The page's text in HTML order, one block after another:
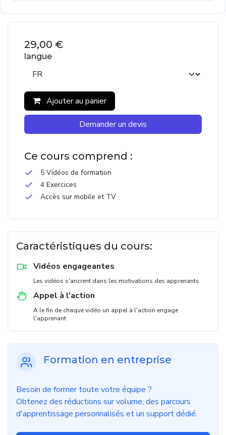
29,00 €
langue
Ajouter au panier
Demander un devis
Ce cours comprend :
5 Vidéos de formation
4 Exercices
Accès sur mobile et TV
Caractéristiques du cours:
Vidéos engageantes
Les vidéos s'ancrent dans les motivations des apprenants
Appel à l'action
A le fin de chaque vidéo un appel à l'action engage
l'apprenant
Formation en entreprise
Besoin de former toute votre équipe ?
Obtenez des réductions sur volume, des parcours
d'apprentissage personnalisés et un support dédié.